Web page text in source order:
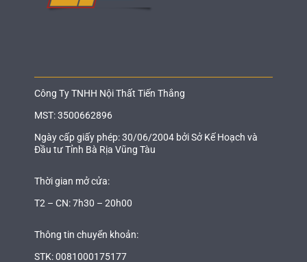
Công Ty TNHH Nội Thất Tiến Thắng
MST: 3500662896
Ngày cấp giấy phép: 30/06/2004 bởi Sở Kế Hoạch và
Đầu tư Tỉnh Bà Rịa Vũng Tàu
Thời gian mở cửa:
T2 – CN: 7h30 – 20h00
Thông tin chuyển khoản:
STK: 0081000175177